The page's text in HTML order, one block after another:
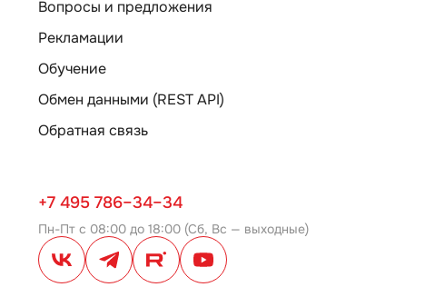
Вопросы и предложения
Рекламации
Обучение
Обмен данными (REST API)
Обратная связь
+7 495 786–34–34
Пн-Пт с 08:00 до 18:00 (Сб, Вс — выходные)